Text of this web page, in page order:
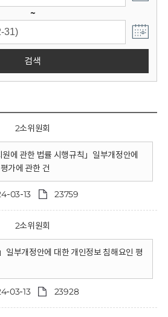
~
검색
2소위원회
원에 관한 법률 시행규칙」일부개정안에
가에 관한 건
03-13 23759
2소위원회
일부개정안에 대한 개인정보 침해요인 평
03-13 23928